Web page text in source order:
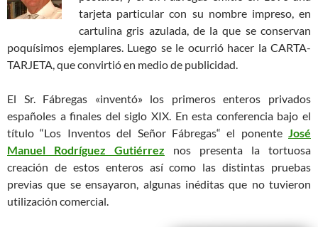
tarjeta particular con su nombre impreso, en
cartulina gris azulada, de la que se conservan
poquísimos ejemplares. Luego se le ocurrió hacer la CARTA-
TARJETA, que convirtió en medio de publicidad.
El Sr. Fábregas «inventó» los primeros enteros privados
españoles a finales del siglo XIX. En esta conferencia bajo el
título “Los Inventos del Señor Fábregas“ el ponente José
Manuel Rodríguez Gutiérrez nos presenta la tortuosa
creación de estos enteros así como las distintas pruebas
previas que se ensayaron, algunas inéditas que no tuvieron
utilización comercial.